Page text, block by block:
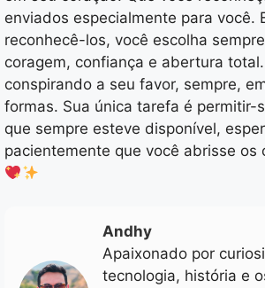
enviados especialmente para você.
reconhecê-los, você escolha
coragem, confiança e abertura
conspirando a seu favor, sempre,
formas. Sua única tarefa é permitir-
que sempre esteve disponível,
pacientemente que você abrisse os
Andhy
Apaixonado por
tecnologia, história e